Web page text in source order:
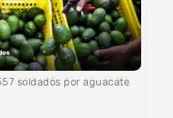
soldados por aguacate